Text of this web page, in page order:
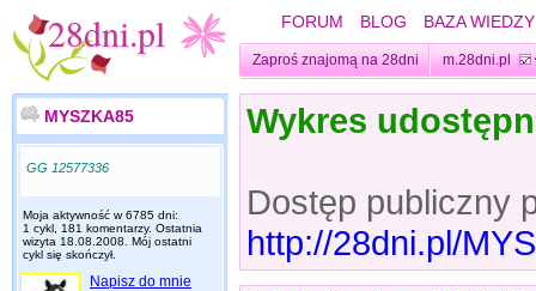
FORUM BLOG BAZA WIEDZY
Zaproś znajomą na 28dni m.28dni.pl
MYSZKA85
GG 12577336
Moja aktywność w 6785 dni:
1 cykl, 181 komentarzy. Ostatnia
wizyta 18.08.2008 . Mój ostatni
cykl się skończył.
Napisz do mnie
Wykres
Dostęp publiczny
http://28dni.pl/